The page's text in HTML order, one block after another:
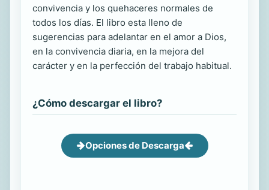
convivencia y los quehaceres normales de
todos los días. El libro esta lleno de
sugerencias para adelantar en el amor a Dios,
en la convivencia diaria, en la mejora del
carácter y en la perfección del trabajo habitual.
¿Cómo descargar el libro?
Opciones de Descarga